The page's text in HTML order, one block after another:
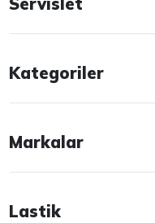
Kategoriler
Markalar
Lastik